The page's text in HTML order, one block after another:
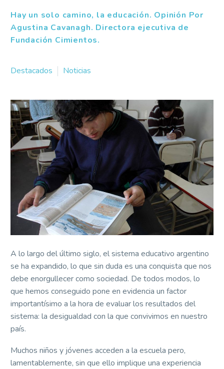
Hay un solo camino, la educación. Opinión Por
Agustina Cavanagh. Directora ejecutiva de
Fundación Cimientos.
Destacados Noticias
A lo largo del último siglo, el sistema educativo argentino
se ha expandido, lo que sin duda es una conquista que nos
debe enorgullecer como sociedad. De todos modos, lo
que hemos conseguido pone en evidencia un factor
importantísimo a la hora de evaluar los resultados del
sistema: la desigualdad con la que convivimos en nuestro
país.
Muchos niños y jóvenes acceden a la escuela pero,
lamentablemente, sin que ello implique una experiencia